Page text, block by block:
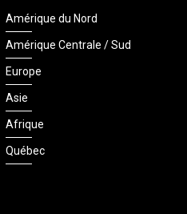
Amérique du Nord
Amérique Centrale / Sud
Europe
Asie
Afrique
Québec